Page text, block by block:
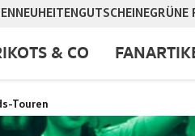
NEUHEITENGUTSCHEINEGRÜNE
& CO
Touren